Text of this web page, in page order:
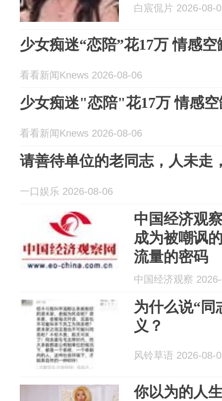
白宸侃片 2026-08-
少女痴迷“恋陪”花17万 情感
看看新闻Knews 2026-08-06
少女痴迷"恋陪"花17万 情感
看看新闻Knews 2026-08-06
请善待单位的老同志，人未走
一口娱乐 2026-08-06
中国经济观
成为被嘲讽
流量的密码
中国经济观察
为什么说“同
义？
风铃草语 2026-08-
你以为的人